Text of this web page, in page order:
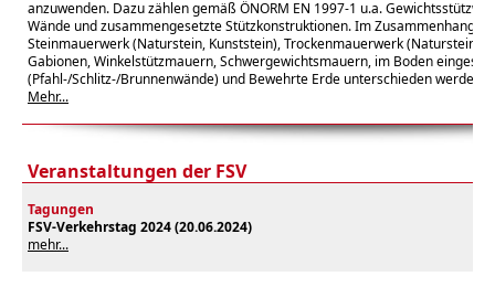
anzuwenden. Dazu zählen gemäß ÖNORM EN 1997-1 u.a.
Wände und zusammengesetzte Stützkonstruktionen. Im Zusammenhang
Steinmauerwerk (Naturstein, Kunststein), Trockenmauerwerk (Naturstein,
Gabionen, Winkelstützmauern, Schwergewichtsmauern, im Boden
(Pfahl-/Schlitz-/Brunnenwände) und Bewehrte Erde unterschieden werden.
Mehr...
Veranstaltungen der FSV
Tagungen
FSV-Verkehrstag 2024 (20.06.2024)
mehr...